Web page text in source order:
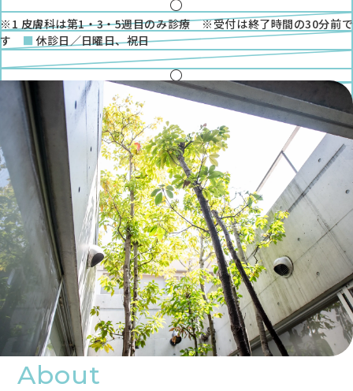
金
土
●
●
※1
◎
●
●
※1 皮膚科は第1・3・5週目のみ診療 ※受付は終了時間の30分前で
す
休診日／日曜日、祝日
About